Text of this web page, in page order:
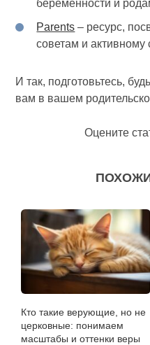
беременности и
Parents – ресурс,
советам и активному
И так, подготовьтесь,
вам в вашем
Оцените
Кто такие верующие, но не
церковные: понимаем
масштабы и оттенки веры